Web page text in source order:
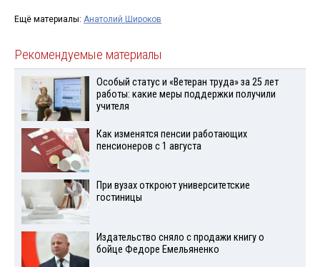
Ещё материалы: Анатолий Широков
Рекомендуемые материалы
Особый статус и «Ветеран труда» за 25 лет
работы: какие меры поддержки получили
учителя
Как изменятся пенсии работающих
пенсионеров с 1 августа
При вузах откроют университетские
гостиницы
Издательство сняло с продажи книгу о
бойце Федоре Емельяненко